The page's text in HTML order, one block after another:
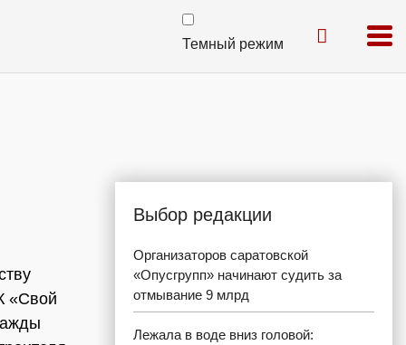
Темный режим
«Свой
Выбор редакции
Организаторов саратовской
«Опусгрупп» начинают судить за
отмывание 9 млрд
Лежала в воде вниз головой: